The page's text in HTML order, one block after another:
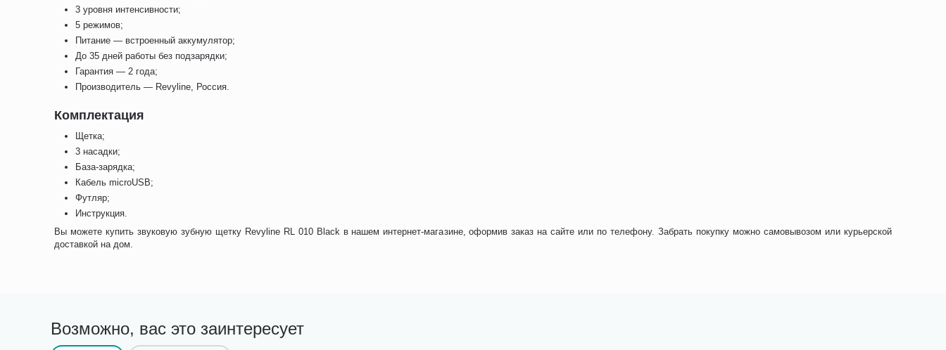
3 уровня интенсивности;
5 режимов;
Питание — встроенный аккумулятор;
До 35 дней работы без подзарядки;
Гарантия — 2 года;
Производитель — Revyline, Россия.
Комплектация
Щетка;
3 насадки;
База-зарядка;
Кабель microUSB;
Футляр;
Инструкция.
Вы можете купить звуковую зубную щетку Revyline RL 010 Black в нашем интернет-магазине, оформив заказ на сайте или по телефону. Забрать покупку можно самовывозом или курьерской
доставкой на дом.
Возможно, вас это заинтересует